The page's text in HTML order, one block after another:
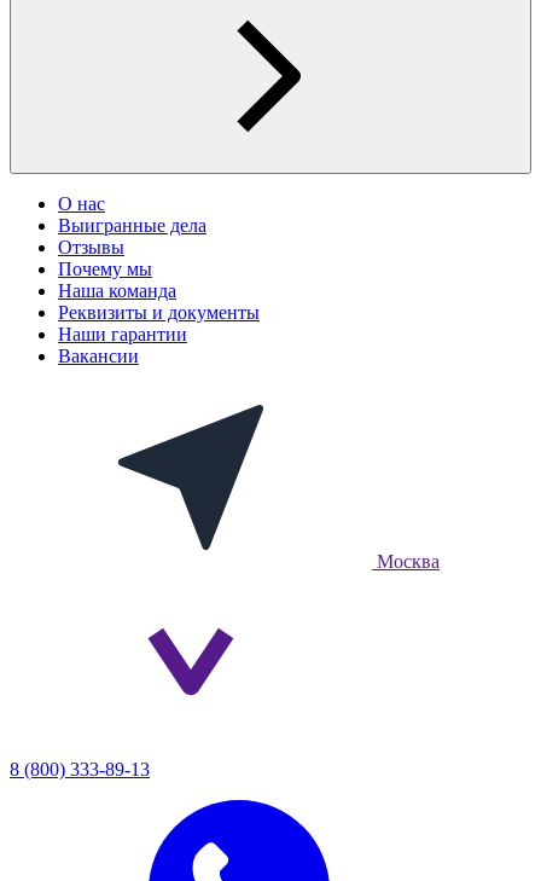
О нас
Выигранные дела
Отзывы
Почему мы
Наша команда
Реквизиты и документы
Наши гарантии
Вакансии
Москва
8 (800) 333-89-13